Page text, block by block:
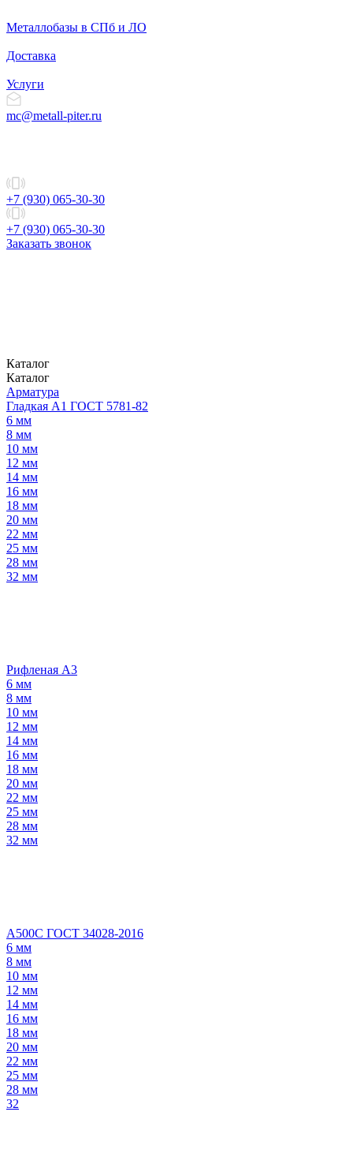
Металлобазы в СПб и ЛО
Доставка
Услуги
mc@metall-piter.ru
+7 (930) 065-30-30
+7 (930) 065-30-30
Заказать звонок
Каталог
Каталог
Арматура
Гладкая А1 ГОСТ 5781-82
6 мм
8 мм
10 мм
12 мм
14 мм
16 мм
18 мм
20 мм
22 мм
25 мм
28 мм
32 мм
Рифленая А3
6 мм
8 мм
10 мм
12 мм
14 мм
16 мм
18 мм
20 мм
22 мм
25 мм
28 мм
32 мм
А500С ГОСТ 34028-2016
6 мм
8 мм
10 мм
12 мм
14 мм
16 мм
18 мм
20 мм
22 мм
25 мм
28 мм
32